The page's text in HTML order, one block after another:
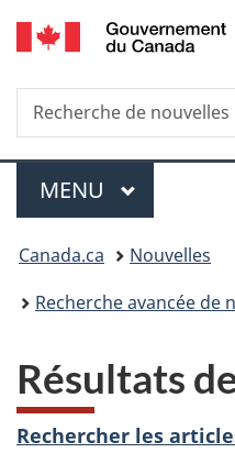
Recherche
Recherche
de
Menu
MENU PRINCIPAL
Vous
êtes
Canada.ca
Nouvelles
Recherche avancée de
Résultats
Rechercher les